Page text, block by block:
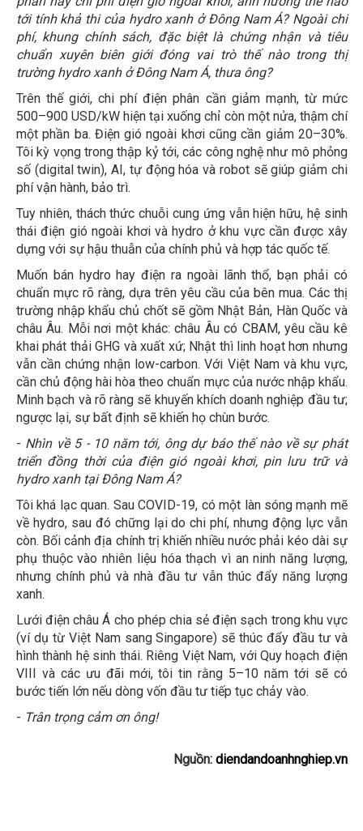
tới tính khả thi của hydro xanh ở Đông Nam Á? Ngoài chi
phí, khung chính sách, đặc biệt là chứng nhận và tiêu
chuẩn xuyên biên giới đóng vai trò thế nào trong thị
trường hydro xanh ở Đông Nam Á, thưa ông?
Trên thế giới, chi phí điện phân cần giảm mạnh, từ mức
500–900 USD/kW hiện tại xuống chỉ còn một nửa, thậm chí
một phần ba. Điện gió ngoài khơi cũng cần giảm 20–30%.
Tôi kỳ vọng trong thập kỷ tới, các công nghệ như mô phỏng
số (digital twin), AI, tự động hóa và robot sẽ giúp giảm chi
phí vận hành, bảo trì.
Tuy nhiên, thách thức chuỗi cung ứng vẫn hiện hữu, hệ sinh
thái điện gió ngoài khơi và hydro ở khu vực cần được xây
dựng với sự hậu thuẫn của chính phủ và hợp tác quốc tế.
Muốn bán hydro hay điện ra ngoài lãnh thổ, bạn phải có
chuẩn mực rõ ràng, dựa trên yêu cầu của bên mua. Các thị
trường nhập khẩu chủ chốt sẽ gồm Nhật Bản, Hàn Quốc và
châu Âu. Mỗi nơi một khác: châu Âu có CBAM, yêu cầu kê
khai phát thải GHG và xuất xứ; Nhật thì linh hoạt hơn nhưng
vẫn cần chứng nhận low-carbon. Với Việt Nam và khu vực,
cần chủ động hài hòa theo chuẩn mực của nước nhập khẩu.
Minh bạch và rõ ràng sẽ khuyến khích doanh nghiệp đầu tư;
ngược lại, sự bất định sẽ khiến họ chùn bước.
- Nhìn về 5 - 10 năm tới, ông dự báo thế nào về sự phát
triển đồng thời của điện gió ngoài khơi, pin lưu trữ và
hydro xanh tại Đông Nam Á?
Tôi khá lạc quan. Sau COVID-19, có một làn sóng mạnh mẽ
về hydro, sau đó chững lại do chi phí, nhưng động lực vẫn
còn. Bối cảnh địa chính trị khiến nhiều nước phải kéo dài sự
phụ thuộc vào nhiên liệu hóa thạch vì an ninh năng lượng,
nhưng chính phủ và nhà đầu tư vẫn thúc đẩy năng lượng
xanh.
Lưới điện châu Á cho phép chia sẻ điện sạch trong khu vực
(ví dụ từ Việt Nam sang Singapore) sẽ thúc đẩy đầu tư và
hình thành hệ sinh thái. Riêng Việt Nam, với Quy hoạch điện
VIII và các ưu đãi mới, tôi tin rằng 5–10 năm tới sẽ có
bước tiến lớn nếu dòng vốn đầu tư tiếp tục chảy vào.
- Trân trọng cảm ơn ông!
Nguồn: diendandoanhnghiep.vn